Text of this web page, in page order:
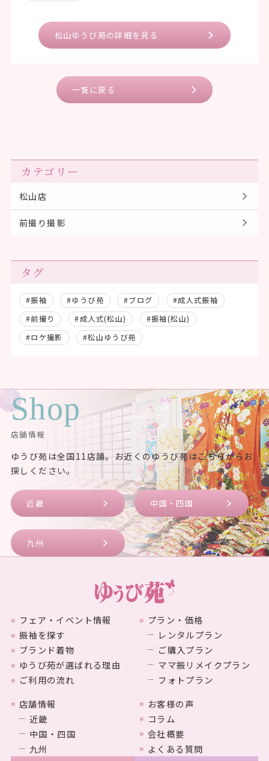
松山ゆうび苑の詳細を見る
一覧に戻る
カテゴリー
松山店
前撮り撮影
タグ
#振袖 #ゆうび苑 #ブログ
#成人式振袖
#前撮り
#成人式(松山)
#振袖(松山)
#ロケ撮影
#松山ゆうび苑
Shop
店舗情報
ゆうび苑は全国11店舗。お近くのゆうび苑はこちらからお
探しください。
近畿 中国・四国
九州
フェア・イベント情報
振袖を探す
ブランド着物
ゆうび苑が選ばれる理由
ご利用の流れ
プラン・価格
レンタルプラン
ご購入プラン
ママ振リメイクプラン
フォトプラン
店舗情報
近畿
中国・四国
九州
お客様の声
コラム
会社概要
よくある質問